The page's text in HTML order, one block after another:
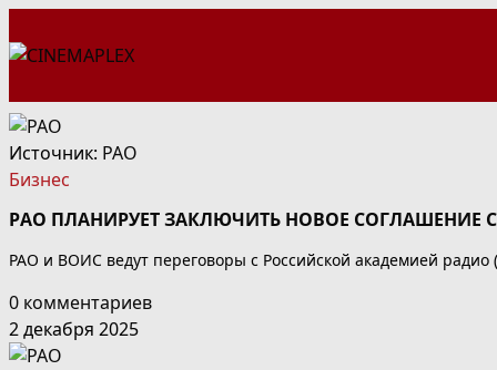
к
Источник: РАО
Бизнес
РАО ПЛАНИРУЕТ ЗАКЛЮЧИТЬ НОВОЕ СОГЛАШЕНИЕ
РАО и ВОИС ведут переговоры с Российской академией
0 комментариев
2 декабря 2025